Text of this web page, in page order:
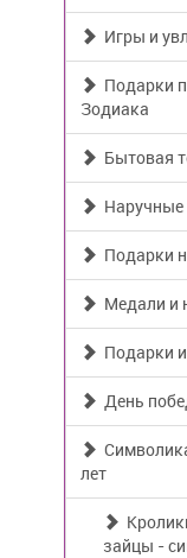
Игры и
Подарки
Зодиака
Бытовая
Наручные
Подарки
Медали и
Подарки
День
лет
зайцы -